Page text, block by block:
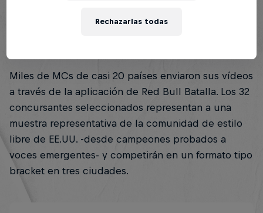
desembocarán en una histórica Final de Red Bull
Miles de MCs de casi 20 países enviaron sus vídeos
a través de la aplicación de Red Bull Batalla. Los 32
concursantes seleccionados representan a una
muestra representativa de la comunidad de estilo
libre de EE.UU. -desde campeones probados a
voces emergentes- y competirán en un formato tipo
bracket en tres ciudades.
Rechazarlas todas